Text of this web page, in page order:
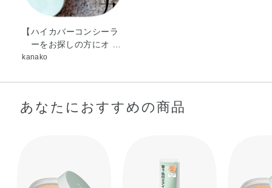
【ハイカバーコンシーラ
ーをお探しの方にオ …
kanako
あなたにおすすめの商品